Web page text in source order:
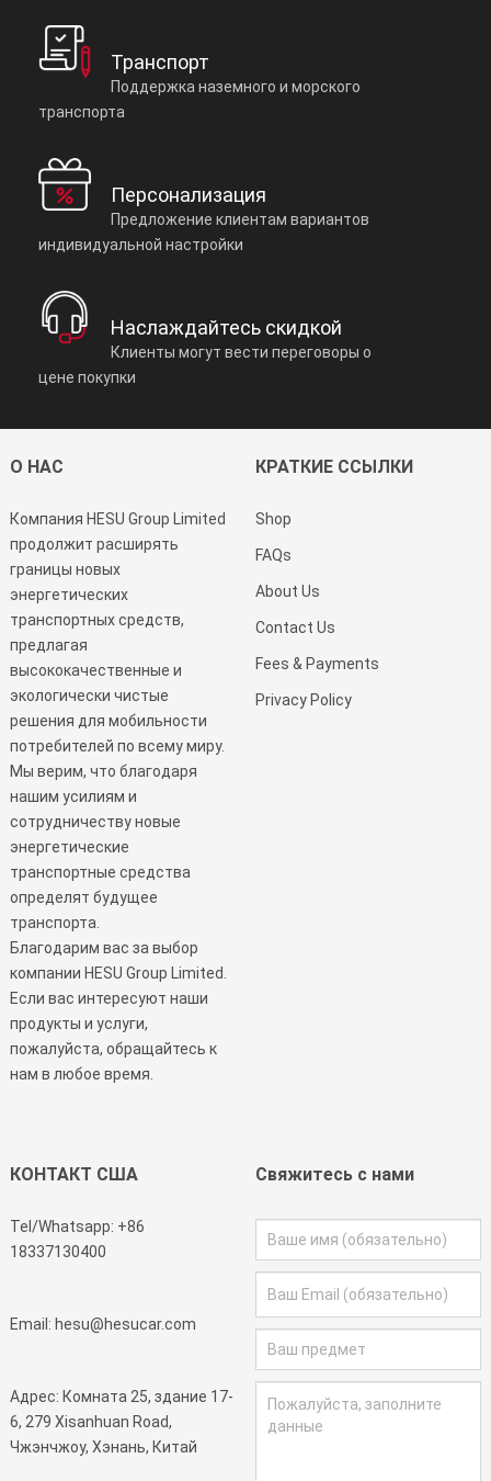
Транспорт
Поддержка наземного и морского
транспорта
Персонализация
Предложение клиентам вариантов
индивидуальной настройки
Наслаждайтесь скидкой
Клиенты могут вести переговоры о
цене покупки
О НАС
Компания HESU Group Limited
продолжит расширять
границы новых
энергетических
транспортных средств,
предлагая
высококачественные и
экологически чистые
решения для мобильности
потребителей по всему миру.
Мы верим, что благодаря
нашим усилиям и
сотрудничеству новые
энергетические
транспортные средства
определят будущее
транспорта.
Благодарим вас за выбор
компании HESU Group Limited.
Если вас интересуют наши
продукты и услуги,
пожалуйста, обращайтесь к
нам в любое время.
КРАТКИЕ ССЫЛКИ
Shop
FAQs
About Us
Contact Us
Fees & Payments
Privacy Policy
КОНТАКТ США
Tel/Whatsapp: +86
18337130400
Email: hesu@hesucar.com
Адрес: Комната 25, здание 17-
6, 279 Xisanhuan Road,
Чжэнчжоу, Хэнань, Китай
Свяжитесь с нами